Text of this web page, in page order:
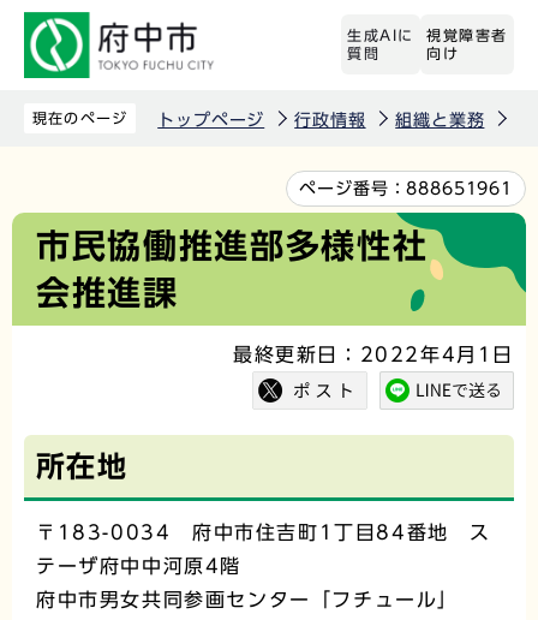
先
生成AIに
質問
視覚障害者
向け
現在のページ トップページ 行政情報 組織と業務
文
か
ページ番号：888651961
市民協働推進部多様性社
会推進課
最終更新日：2022年4月1日
所在地
〒183-0034 府中市住吉町1丁目84番地 ス
テーザ府中中河原4階
府中市男女共同参画センター「フチュール」